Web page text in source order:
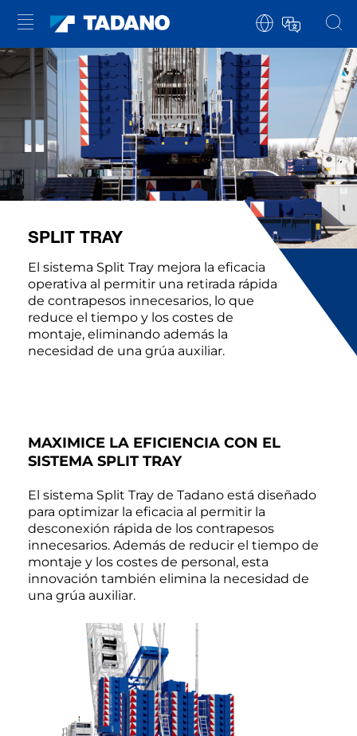
SPLIT TRAY
El sistema Split Tray mejora la eficacia
operativa al permitir una retirada rápida
de contrapesos innecesarios, lo que
reduce el tiempo y los costes de
montaje, eliminando además la
necesidad de una grúa auxiliar.
MAXIMICE LA EFICIENCIA CON EL
SISTEMA SPLIT TRAY
El sistema Split Tray de Tadano está diseñado
para optimizar la eficacia al permitir la
desconexión rápida de los contrapesos
innecesarios. Además de reducir el tiempo de
montaje y los costes de personal, esta
innovación también elimina la necesidad de
una grúa auxiliar.